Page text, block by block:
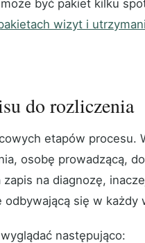
być pakiet kilku
wizyt i
do rozliczenia
etapów procesu.
osobę prowadzącą,
na diagnozę,
odbywającą się w każdy
następująco: